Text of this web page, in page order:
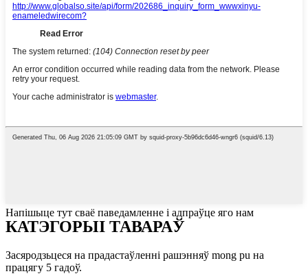
Напішыце тут сваё паведамленне і адпраўце яго нам
КАТЭГОРЫІ ТАВАРАЎ
Засяродзьцеся на прадастаўленні рашэнняў mong pu на
працягу 5 гадоў.